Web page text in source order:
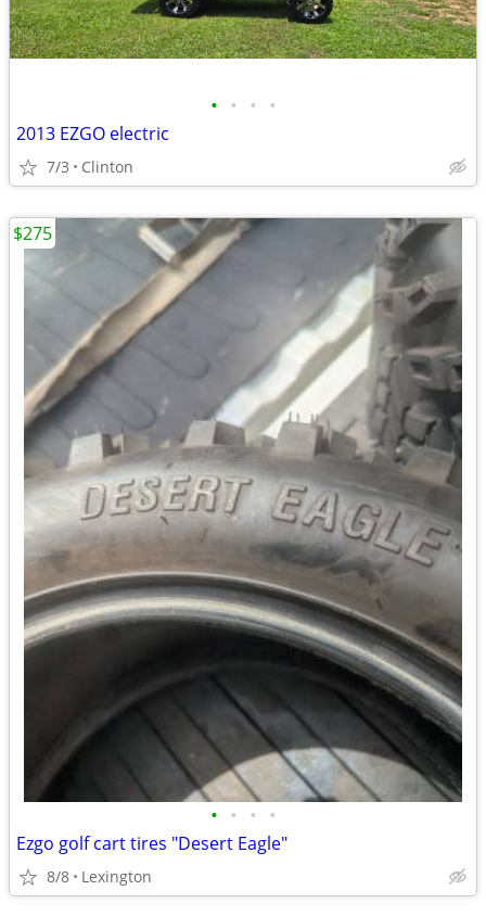
• • • •
2013 EZGO electric
7/3 Clinton
• • • •
Ezgo golf cart tires "Desert Eagle"
8/8 Lexington
$275